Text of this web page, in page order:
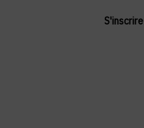
S'inscrire